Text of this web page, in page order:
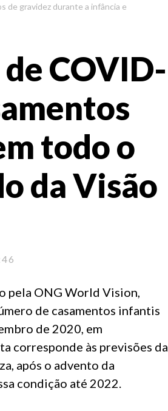
de gravidez durante a infância e
COVID-
todo o
da Visão
pela ONG World Vision,
de casamentos infantis
de 2020, em
corresponde às previsões da
após o advento da
condição até 2022.